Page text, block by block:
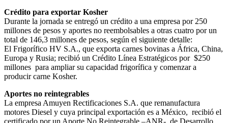
Crédito para exportar Kosher
Durante la jornada se entregó un crédito a una empresa por 250
millones de pesos y aportes no reembolsables a otras cuatro por un
total de 146,3 millones de pesos, según el siguiente detalle:
El Frigorífico HV S.A., que exporta carnes bovinas a África, China,
Europa y Rusia; recibió un Crédito Línea Estratégicos por $250
millones para ampliar su capacidad frigorífica y comenzar a
producir carne Kosher.
Aportes no reintegrables
La empresa Amuyen Rectificaciones S.A. que remanufactura
motores Diesel y cuya principal exportación es a México, recibió el
certificado por un Aporte No Reintegrable –ANR- de Desarrollo